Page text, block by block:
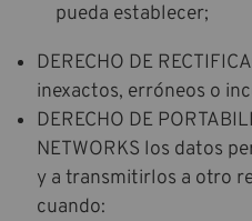
pueda establecer;
DERECHO DE
inexactos, erróneos o
DERECHO DE
NETWORKS los datos
y a transmitirlos a otro
cuando: